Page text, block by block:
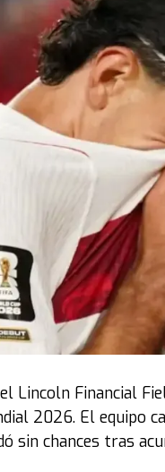
Lincoln Financial
2026. El equipo
sin chances tras